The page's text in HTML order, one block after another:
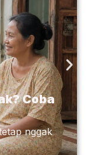
Coba
nggak